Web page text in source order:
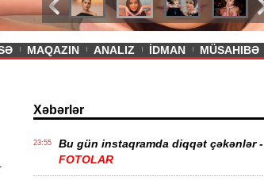
MAQAZIN ANALIZ İDMAN MÜSAHIBƏ
Xəbərlər
23:55
Bu gün instaqramda diqqət çəkənlər -
FOTOLAR